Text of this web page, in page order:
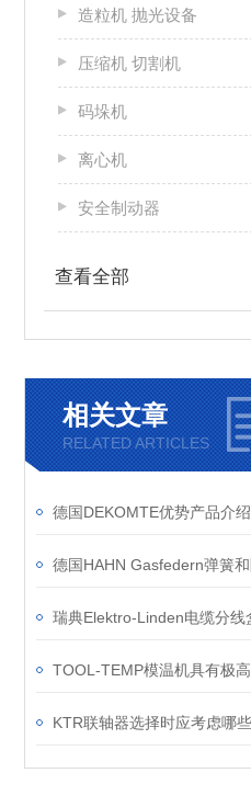
造粒机 抛光设备
压缩机 切割机
码垛机
离心机
安全制动器
查看全部
相关文章
RELATED ARTICLES
德国DEKOMTE优势产品介绍